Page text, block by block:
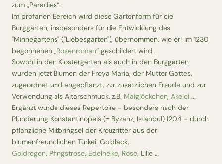
zum „Paradies“.
Im profanen Bereich wird diese Gartenform für die
Burggärten, insbesonders für die Entwicklung des
"Minnegartens" ("Liebesgarten"), übernommen, wie er im 1230
begonnenen „Rosenroman“ geschildert wird .
Sowohl in den Klostergärten als auch in den Burggärten
wurden jetzt Blumen der Freya Maria, der Mutter Gottes,
zugeordnet und angepflanzt, zur zusätzlichen Freude und zur
Verwendung als Altarschmuck, z.B. Maiglöckchen, Akelei ...
Ergänzt wurde dieses Repertoire - besonders nach der
Plünderung Konstantinopels (= Byzanz, Istanbul) 1204 - durch
pflanzliche Mitbringsel der Kreuzritter aus der
blumenfreundlichen Türkei: Goldlack,
Goldregen, Pfingstrose, Edelnelke, Rose, Lilie …